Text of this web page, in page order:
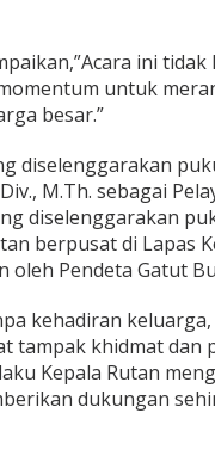
ini tidak
untuk
besar.”
diselenggarakan
M.Th. sebagai
diselenggarakan
berpusat di Lapas
oleh Pendeta Gatut
kehadiran keluarga,
tampak khidmat dan
Kepala Rutan
dukungan